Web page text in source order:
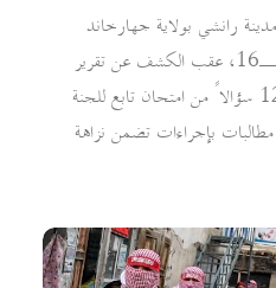
رانشي بولاية جهارخاند
الهندية، مع دخول التحرك يومه الـ16، عقب الكشف عن تقرير
تحقيقات يتحدث عن تسريب 120 سؤالاً من امتحان تابع للجنة
مطالبات بإجراءات تضمن نزاهة